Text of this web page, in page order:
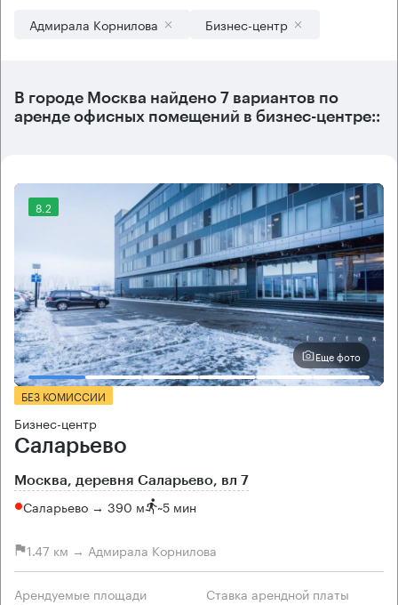
Адмирала Корнилова Бизнес-центр
В городе Москва найдено 7 вариантов по
аренде офисных помещений в бизнес-центре::
8.2
Еще фото
БЕЗ КОМИССИИ
Бизнес-центр
Саларьево
Москва, деревня Саларьево, вл 7
Саларьево → 390 м ~5 мин
1.47 км → Адмирала Корнилова
Арендуемые площади Ставка арендной платы